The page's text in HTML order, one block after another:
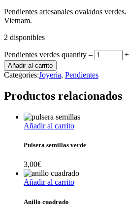
Pendientes artesanales ovalados
Vietnam.
2 disponibles
Pendientes verdes quantity ‒ +
Añadir al carrito
Categories:Joyería, Pendientes
Productos relacionados
Añadir al carrito
Pulsera semillas verde
3,00€
Añadir al carrito
Anillo cuadrado